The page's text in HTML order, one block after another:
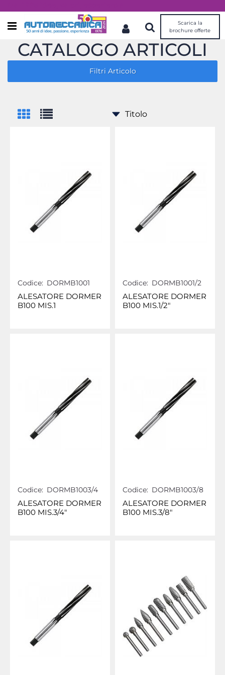
Open menu
Scarica la
brochure offerte
CATALOGO ARTICOLI
Filtri Articolo
Codice: DORMB1001
ALESATORE DORMER
B100 MIS.1
Codice: DORMB1001/2
ALESATORE DORMER
B100 MIS.1/2"
Codice: DORMB1003/4
ALESATORE DORMER
B100 MIS.3/4"
Codice: DORMB1003/8
ALESATORE DORMER
B100 MIS.3/8"